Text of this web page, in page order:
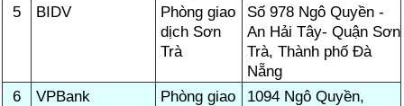
5 BIDV
Phòng giao
dịch Sơn
Trà
Số 978 Ngô Quyền -
An Hải Tây- Quận Sơn
Trà, Thành phố Đà
Nẵng
6
VPBank
Phòng giao
1094 Ngô Quyền,